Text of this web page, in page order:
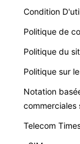
Condition
Politique de
Politique du
Politique sur
Notation
commerciales
Telecom